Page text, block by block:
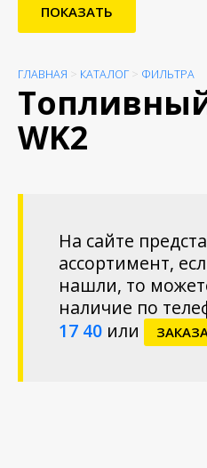
ПОКАЗАТЬ
ГЛАВНАЯ > КАТАЛОГ > ФИЛЬТРА
WK2
На сайте
ассортимент,
нашли, то
наличие по
17 40 или